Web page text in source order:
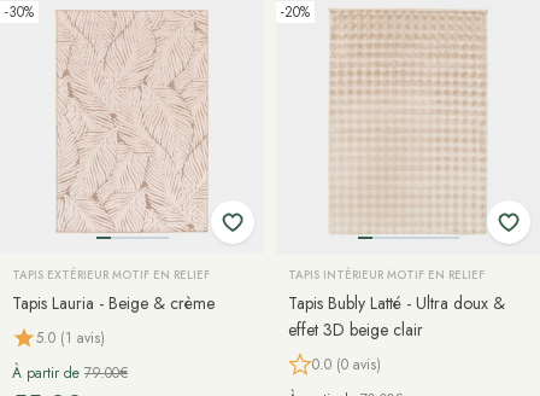
-30%
TAPIS EXTÉRIEUR MOTIF EN RELIEF
Tapis Lauria - Beige & crème
5.0 (1 avis)
À partir de 79.00€
-20%
TAPIS INTÉRIEUR MOTIF EN RELIEF
Tapis Bubly Latté - Ultra doux &
effet 3D beige clair
0.0 (0 avis)